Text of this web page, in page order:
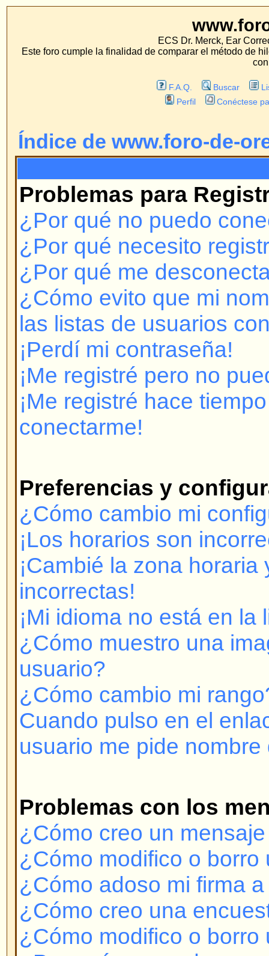
www.foro-de-
ECS Dr. Merck, Ear Correction System,
Este foro cumple la finalidad de comparar el método de hilo con los
con estos métodos.
Lista de Miembros
Índice de www.foro-de-orejas.com
Problemas para Registrarse y
¿Por qué necesito registrarme?
¿Por qué me desconecta
¿Cómo evito que mi nombre de
las listas de usuarios
¡Perdí mi contraseña!
¡Me registré pero no puedo
¡Me registré hace tiempo pero
conectarme!
Preferencias y configuración
¿Cómo cambio mi
¡Los horarios son incorrectos!
¡Cambié la zona horaria y las
¡Mi idioma no está en la lista!
¿Cómo muestro una imagen
usuario?
¿Cómo cambio mi rango?
Cuando pulso en el enlace para
usuario me pide nombre de
Problemas con los mensajes
¿Cómo creo un mensaje en un
¿Cómo modifico o borro un
¿Cómo adoso mi firma a mis
¿Cómo creo una encuesta?
¿Cómo modifico o borro una
¿Por qué no puedo acceder a
¿Por qué no puedo votar en
Formatos y tipos de temas
¿Qué es BBCode?
¿Puedo usar HTML?
¿Qué son los emoticonos o
¿Puedo colocar imágenes en
¿Qué son los Anuncios?
¿Qué son los Temas
¿Qué son los Temas